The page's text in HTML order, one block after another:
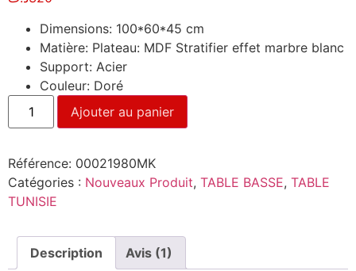
client
Dimensions: 100*60*45 cm
Matière: Plateau: MDF Stratifier effet marbre blanc
Support: Acier
Couleur: Doré
Ajouter au panier
Référence: 00021980MK
Catégories : Nouveaux Produit, TABLE BASSE, TABLE
TUNISIE
Description Avis (1)